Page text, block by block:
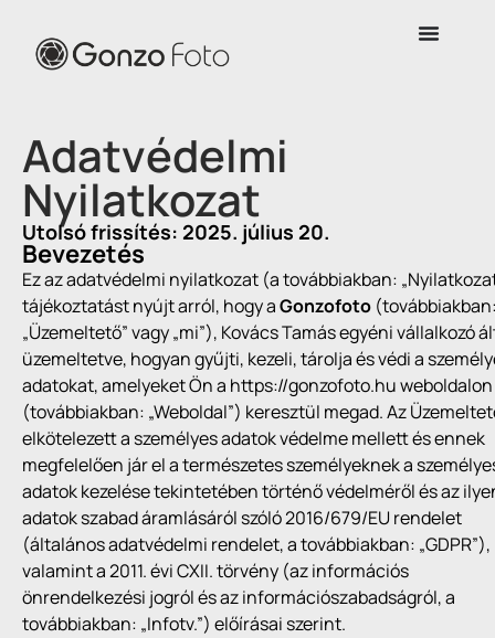
Adatvédelmi
Nyilatkozat
Utolsó frissítés: 2025. július 20.
Bevezetés
Ez az adatvédelmi nyilatkozat (a továbbiakban:
tájékoztatást nyújt arról, hogy aGonzofoto
„Üzemeltető” vagy „mi”), Kovács Tamás egyéni vállalkozó
üzemeltetve, hogyan gyűjti, kezeli, tárolja és védi a
adatokat, amelyeket Ön a https://gonzofoto.hu weboldalon
(továbbiakban: „Weboldal”) keresztül megad. Az
elkötelezett a személyes adatok védelme mellett és ennek
megfelelően jár el a természetes személyeknek a
adatok kezelése tekintetében történő védelméről és az
adatok szabad áramlásáról szóló 2016/679/EU rendelet
(általános adatvédelmi rendelet, a továbbiakban: „GDPR”),
valamint a 2011. évi CXII. törvény (az információs
önrendelkezési jogról és az információszabadságról, a
továbbiakban: „Infotv.”) előírásai szerint.